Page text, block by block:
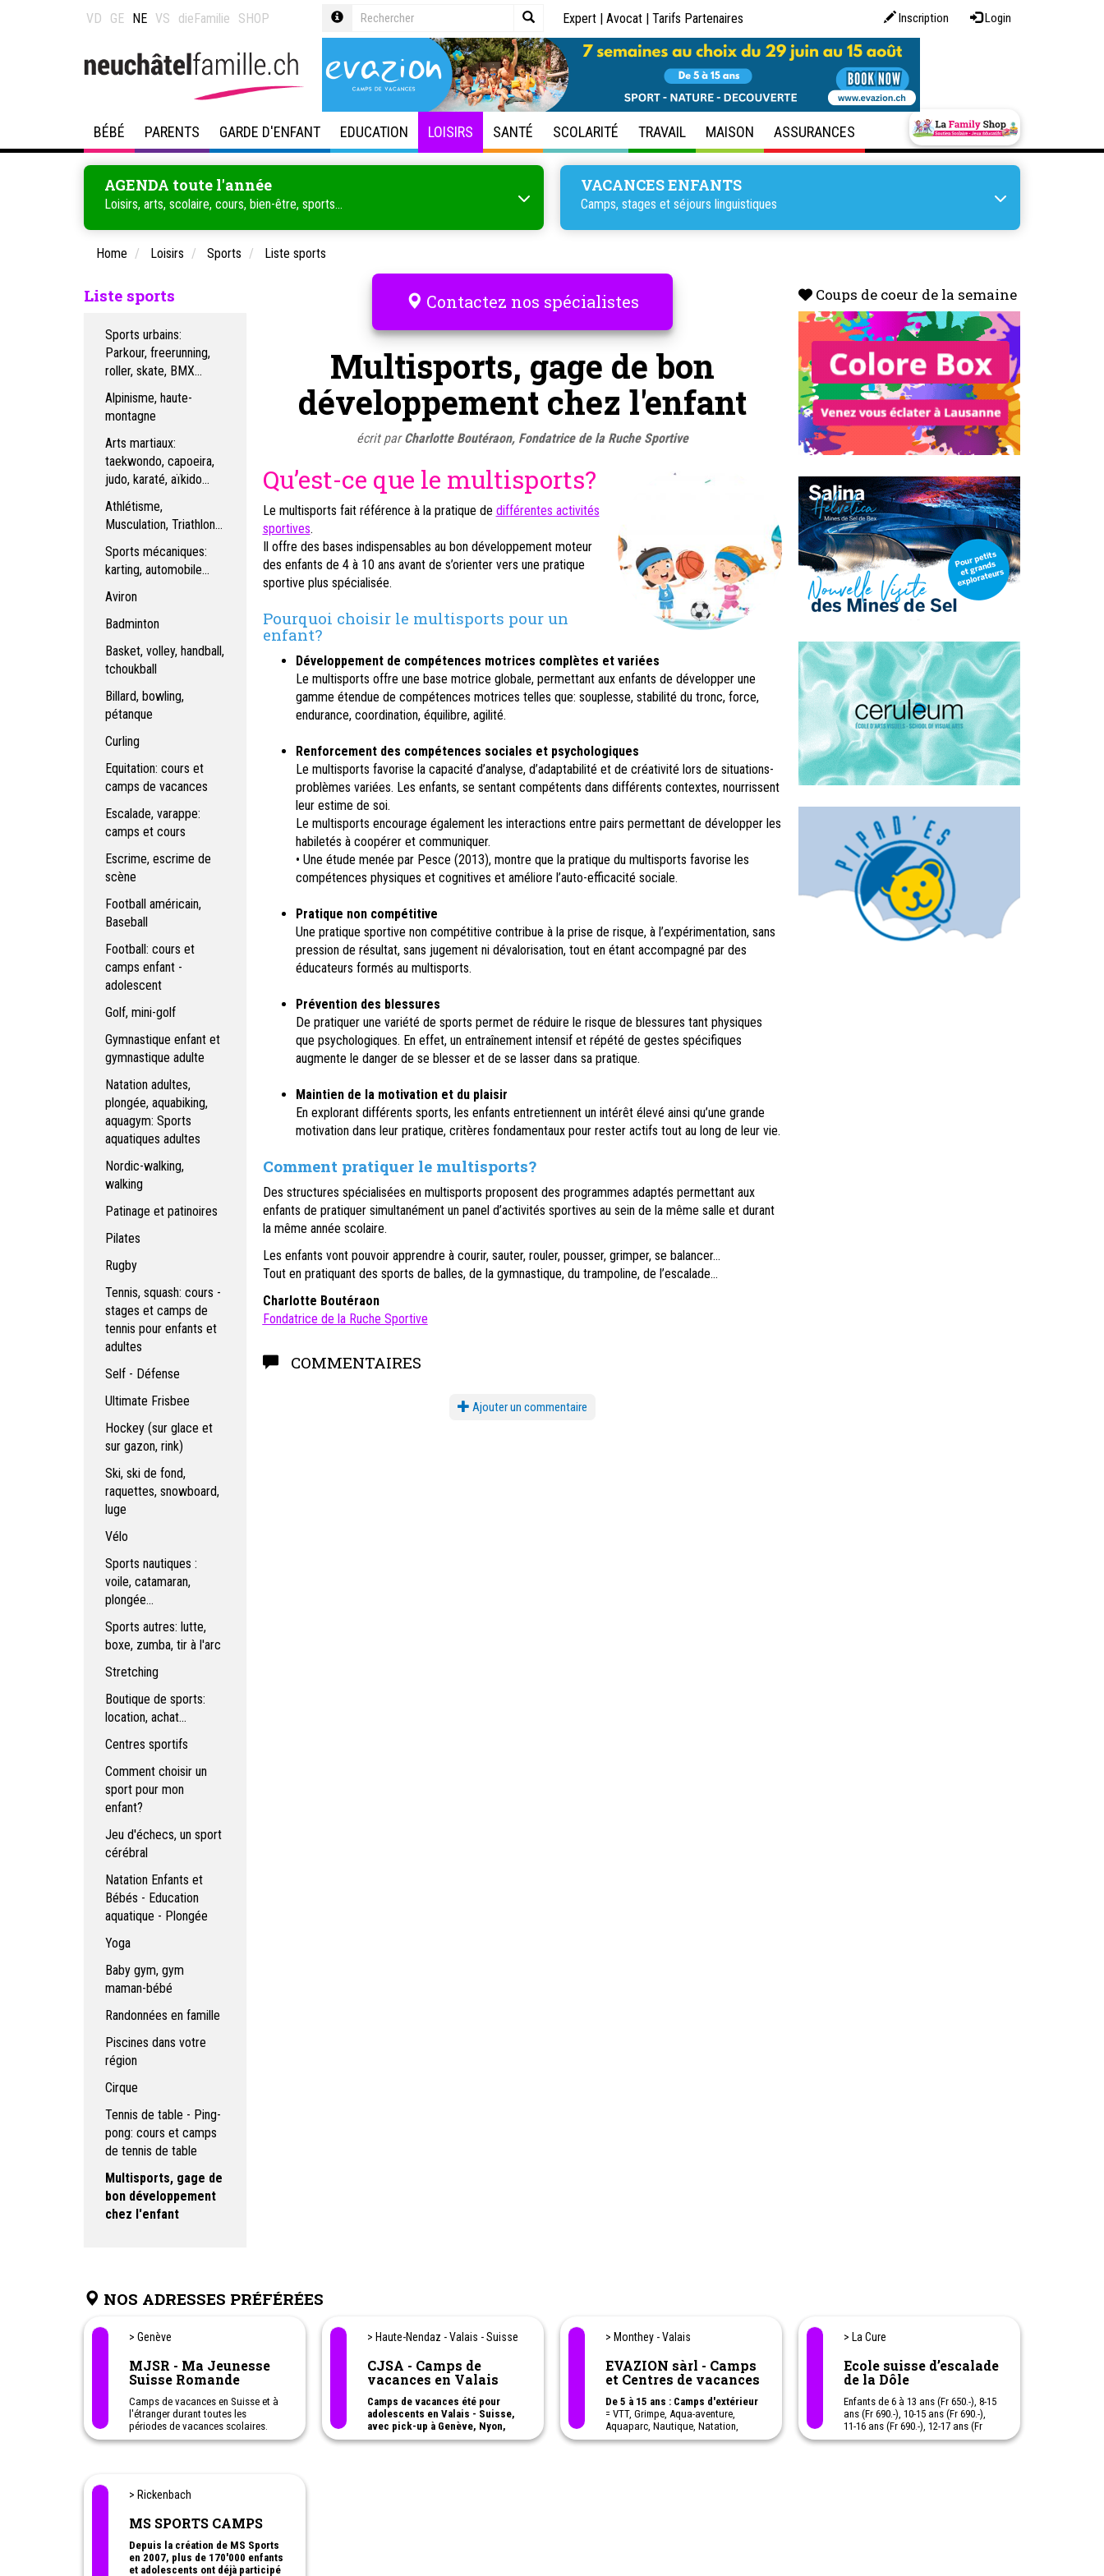
VD GE NE VS dieFamilie SHOP Inscription Login
Expert | Avocat | Tarifs Partenaires
BÉBÉ PARENTS GARDE D'ENFANT EDUCATION LOISIRS SANTÉ SCOLARITÉ TRAVAIL MAISON ASSURANCES
AGENDA toute l'année
Loisirs, arts, scolaire, cours, bien-être, sports...
VACANCES ENFANTS
Camps, stages et séjours linguistiques
Home Loisirs Sports Liste sports
Liste sports
Sports urbains:
Parkour, freerunning,
roller, skate, BMX...
Alpinisme, haute-
montagne
Arts martiaux:
taekwondo, capoeira,
judo, karaté, aïkido...
Athlétisme,
Musculation, Triathlon...
Sports mécaniques:
karting, automobile...
Aviron
Badminton
Basket, volley, handball,
tchoukball
Billard, bowling,
pétanque
Curling
Equitation: cours et
camps de vacances
Escalade, varappe:
camps et cours
Escrime, escrime de
scène
Football américain,
Baseball
Football: cours et
camps enfant -
adolescent
Golf, mini-golf
Gymnastique enfant et
gymnastique adulte
Natation adultes,
plongée, aquabiking,
aquagym: Sports
aquatiques adultes
Nordic-walking,
walking
Patinage et patinoires
Pilates
Rugby
Tennis, squash: cours -
stages et camps de
tennis pour enfants et
adultes
Self - Défense
Ultimate Frisbee
Hockey (sur glace et
sur gazon, rink)
Ski, ski de fond,
raquettes, snowboard,
luge
Vélo
Sports nautiques :
voile, catamaran,
plongée...
Sports autres: lutte,
boxe, zumba, tir à l'arc
Stretching
Boutique de sports:
location, achat...
Centres sportifs
Comment choisir un
sport pour mon
enfant?
Jeu d'échecs, un sport
cérébral
Natation Enfants et
Bébés - Education
aquatique - Plongée
Yoga
Baby gym, gym
maman-bébé
Randonnées en famille
Piscines dans votre
région
Cirque
Tennis de table - Ping-
pong: cours et camps
de tennis de table
Multisports, gage de
bon développement
chez l'enfant
Contactez nos spécialistes
Multisports, gage de bon
développement chez l'enfant
écrit parCharlotte Boutéraon, Fondatrice de la Ruche Sportive
Qu’est-ce que le multisports?
Le multisports fait référence à la pratique de différentes activités
sportives.
Il offre des bases indispensables au bon développement moteur
des enfants de 4 à 10 ans avant de s’orienter vers une pratique
sportive plus spécialisée.
Pourquoi choisir le multisports pour un
enfant?
Développement de compétences motrices complètes et variées
Le multisports offre une base motrice globale, permettant aux enfants de développer une
gamme étendue de compétences motrices telles que: souplesse, stabilité du tronc, force,
endurance, coordination, équilibre, agilité.
Renforcement des compétences sociales et psychologiques
Le multisports favorise la capacité d’analyse, d’adaptabilité et de créativité lors de situations-
problèmes variées. Les enfants, se sentant compétents dans différents contextes, nourrissent
leur estime de soi.
Le multisports encourage également les interactions entre pairs permettant de développer les
habiletés à coopérer et communiquer.
• Une étude menée par Pesce (2013), montre que la pratique du multisports favorise les
compétences physiques et cognitives et améliore l’auto-efficacité sociale.
Pratique non compétitive
Une pratique sportive non compétitive contribue à la prise de risque, à l’expérimentation, sans
pression de résultat, sans jugement ni dévalorisation, tout en étant accompagné par des
éducateurs formés au multisports.
Prévention des blessures
De pratiquer une variété de sports permet de réduire le risque de blessures tant physiques
que psychologiques. En effet, un entraînement intensif et répété de gestes spécifiques
augmente le danger de se blesser et de se lasser dans sa pratique.
Maintien de la motivation et du plaisir
En explorant différents sports, les enfants entretiennent un intérêt élevé ainsi qu’une grande
motivation dans leur pratique, critères fondamentaux pour rester actifs tout au long de leur vie.
Comment pratiquer le multisports?
Des structures spécialisées en multisports proposent des programmes adaptés permettant aux
enfants de pratiquer simultanément un panel d’activités sportives au sein de la même salle et durant
la même année scolaire.
Les enfants vont pouvoir apprendre à courir, sauter, rouler, pousser, grimper, se balancer…
Tout en pratiquant des sports de balles, de la gymnastique, du trampoline, de l’escalade…
Charlotte Boutéraon
Fondatrice de la Ruche Sportive
COMMENTAIRES
Ajouter un commentaire
Coups de coeur de la semaine
NOS ADRESSES PRÉFÉRÉES
> Genève
MJSR - Ma Jeunesse
Suisse Romande
Camps de vacances en Suisse et à
l'étranger durant toutes les
périodes de vacances scolaires.
Centres aérés dans le canton de
de nos préoccupations / Tranches
d’âge qui répondent aux besoins
enfants / Aides financières et
confiance des collectivités en
matière de centres aérés.
> Haute-Nendaz - Valais - Suisse
CJSA - Camps de
vacances en Valais
Camps de vacances été pour
adolescents en Valais - Suisse,
avec pick-up à Genève, Nyon,
Lausanne, Vevey.
> Monthey - Valais
EVAZION sàrl - Camps
et Centres de vacances
De 5 à 15 ans : Camps d'extérieur
= VTT, Grimpe, Aqua-aventure,
Aquaparc, Nautique, Natation,
Aventure, Ski, Snowboard,
> La Cure
Ecole suisse d’escalade
de la Dôle
Enfants de 6 à 13 ans (Fr 650.-), 8-15
ans (Fr 690.-), 10-15 ans (Fr 690.-),
11-16 ans (Fr 690.-), 12-17 ans (Fr
950.-). Initiation à l’escalade,
> Rickenbach
MS SPORTS CAMPS
Depuis la création de MS Sports
en 2007, plus de 170'000 enfants
et adolescents ont déjà participé